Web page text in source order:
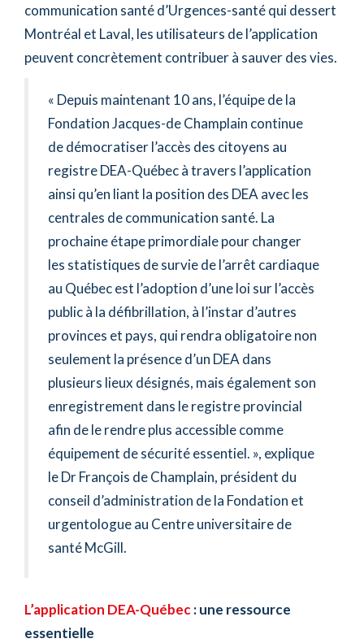
communication santé d’Urgences-santé qui dessert
Montréal et Laval, les utilisateurs de l’application
peuvent concrètement contribuer à sauver des vies.
« Depuis maintenant 10 ans, l’équipe de la
Fondation Jacques-de Champlain continue
de démocratiser l’accès des citoyens au
registre DEA-Québec à travers l’application
ainsi qu’en liant la position des DEA avec les
centrales de communication santé. La
prochaine étape primordiale pour changer
les statistiques de survie de l’arrêt cardiaque
au Québec est l’adoption d’une loi sur l’accès
public à la défibrillation, à l’instar d’autres
provinces et pays, qui rendra obligatoire non
seulement la présence d’un DEA dans
plusieurs lieux désignés, mais également son
enregistrement dans le registre provincial
afin de le rendre plus accessible comme
équipement de sécurité essentiel. », explique
le Dr François de Champlain, président du
conseil d’administration de la Fondation et
urgentologue au Centre universitaire de
santé McGill.
L’application DEA-Québec: une ressource
essentielle